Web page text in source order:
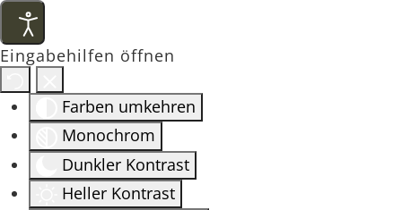
Eingabehilfen öffnen
Farben umkehren
Monochrom
Dunkler Kontrast
Heller Kontrast